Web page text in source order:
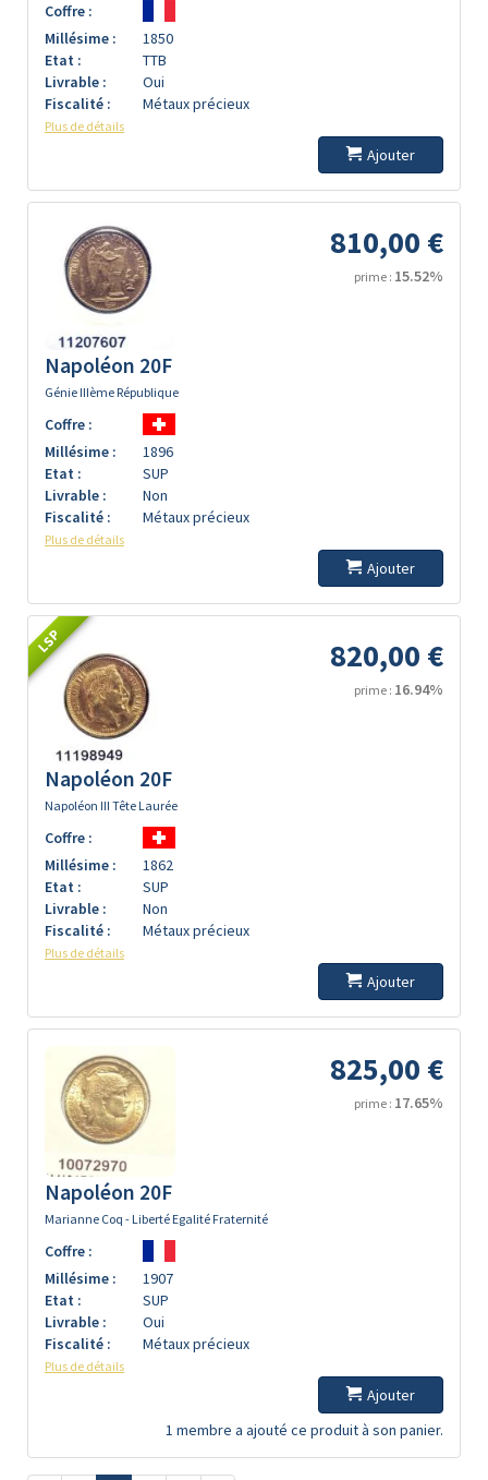
Coffre :
Millésime :
1850
Etat :
TTB
Livrable :
Oui
Fiscalité :
Métaux précieux
Plus de détails
Ajouter
810,00 €
prime : 15.52%
Napoléon 20F
Génie IIIème République
Coffre :
Millésime :
1896
Etat :
SUP
Livrable :
Non
Fiscalité :
Métaux précieux
Plus de détails
Ajouter
LSP 820,00 €
prime : 16.94%
Napoléon 20F
Napoléon III Tête Laurée
Coffre :
Millésime :
1862
Etat :
SUP
Livrable :
Non
Fiscalité :
Métaux précieux
Plus de détails
Ajouter
825,00 €
prime : 17.65%
Napoléon 20F
Marianne Coq - Liberté Egalité Fraternité
Coffre :
Millésime :
1907
Etat :
SUP
Livrable :
Oui
Fiscalité :
Métaux précieux
Plus de détails
Ajouter
1 membre a ajouté ce produit à son panier.